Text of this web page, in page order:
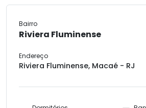
Bairro
Riviera Fluminense
Endereço
Riviera Fluminense, Macaé - RJ